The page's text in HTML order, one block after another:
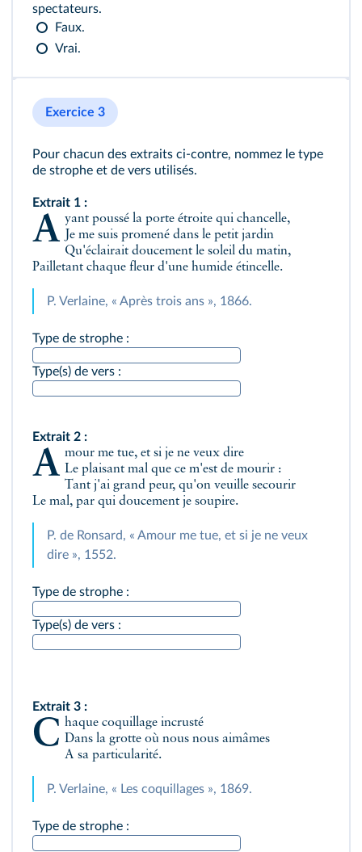
spectateurs.
Faux.
Vrai.
Exercice 3
Pour chacun des extraits ci-contre, nommez le type
de strophe et de vers utilisés.
Extrait 1 :
Ayant poussé la porte étroite qui chancelle,
Je me suis promené dans le petit jardin
Qu'éclairait doucement le soleil du matin,
Pailletant chaque fleur d'une humide étincelle.
P. Verlaine, « Après trois ans », 1866.
Type de strophe :
Type(s) de vers :
Extrait 2 :
Amour me tue, et si je ne veux dire
Le plaisant mal que ce m'est de mourir :
Tant j'ai grand peur, qu'on veuille secourir
Le mal, par qui doucement je soupire.
P. de Ronsard, « Amour me tue, et si je ne veux
dire », 1552.
Type de strophe :
Type(s) de vers :
Extrait 3 :
Chaque coquillage incrusté
Dans la grotte où nous nous aimâmes
A sa particularité.
P. Verlaine, « Les coquillages », 1869.
Type de strophe :